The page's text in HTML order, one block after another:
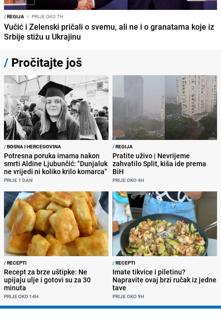
/REGIJA I PRIJE OKO 7H
Vučić i Zelenski pričali o svemu, ali ne i o granatama koje iz
Srbije stižu u Ukrajinu
/ Pročitajte još
/BOSNA I HERCEGOVINA
Potresna poruka imama nakon
smrti Aldine Ljubunčić: "Dunjaluk
ne vrijedi ni koliko krilo komarca"
PRIJE 1 DAN
/REGIJA
Pratite uživo | Nevrijeme
zahvatilo Split, kiša ide prema
BiH
PRIJE OKO 4H
/RECEPTI
Recept za brze uštipke: Ne
upijaju ulje i gotovi su za 30
minuta
PRIJE OKO 14H
/RECEPTI
Imate tikvice i piletinu?
Napravite ovaj brzi ručak iz jedne
tave
PRIJE OKO 9H